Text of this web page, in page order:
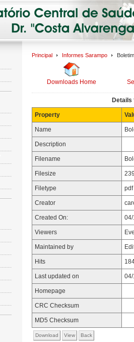
Principal Informes Sarampo
Downloads Home
Details
Property
Name
Description
Filename
Filesize
Filetype
Creator
Created On:
Viewers
Maintained by
Hits
Last updated on
Homepage
CRC Checksum
MD5 Checksum
Download View Back